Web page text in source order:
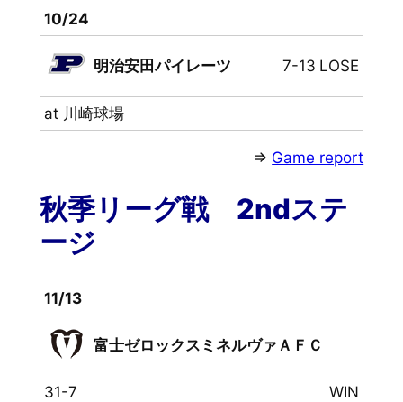
10/24
明治安田パイレーツ 7-13 LOSE
at 川崎球場
⇒ Game report
秋季リーグ戦 2ndステ
ージ
11/13
富士ゼロックスミネルヴァＡＦＣ
31-7
WIN